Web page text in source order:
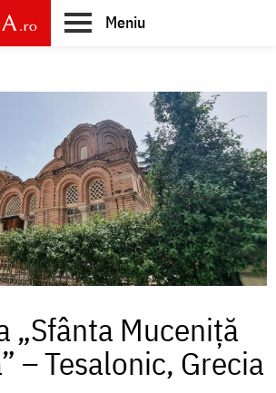
Meniu
„Sfânta Muceniță
– Tesalonic, Grecia